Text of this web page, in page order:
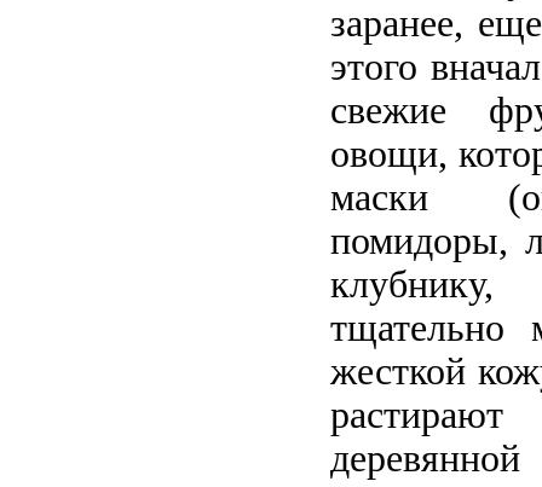
заранее,
этого
свежие
овощи,
маски
помидоры,
жесткой